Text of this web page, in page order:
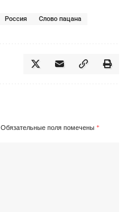
Россия Слово пацана
Обязательные поля помечены *